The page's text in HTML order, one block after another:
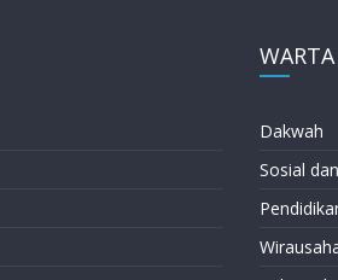
WARTA
Dakwah
Sosial